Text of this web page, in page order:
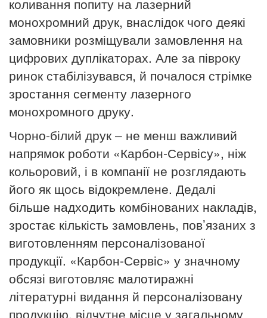
монохромний друк, внаслідок чого деякі
замовники розміщували замовлення на
цифрових дуплікаторах. Але за півроку
ринок стабілізувався, й почалося стрімке
зростання сегменту лазерного
монохромного друку.
Чорно-білий друк – не менш важливий
напрямок роботи «Карбон-Сервісу», ніж
кольоровий, і в компанії не розглядають
його як щось відокремлене. Дедалі
більше надходить комбінованих накладів,
зростає кількість замовлень, пов’язаних з
виготовленням персоналізованої
продукції. «Карбон-Сервіс» у значному
обсязі виготовляє малотиражні
літературні видання й персоналізовану
продукцію, відчутне місце у загальному